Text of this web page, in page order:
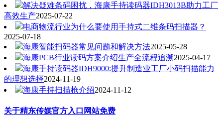
解决疑难条码困扰，海康手持读码器IDH3013B助力工厂
高效生产2025-07-22
电商物流行业为什么要使用手持式二维条码扫描器？
2025-07-18
海康智能扫码器常见问题和解决方法2025-05-28
海康PCB行业读码方案介绍生产全流程追溯2025-04-17
海康手持读码器IDH9000:提升制造业工厂小码扫描能力
的理想选择2024-11-19
海康手持扫描枪介绍2024-11-12
关于精东传媒官方入口网站免费